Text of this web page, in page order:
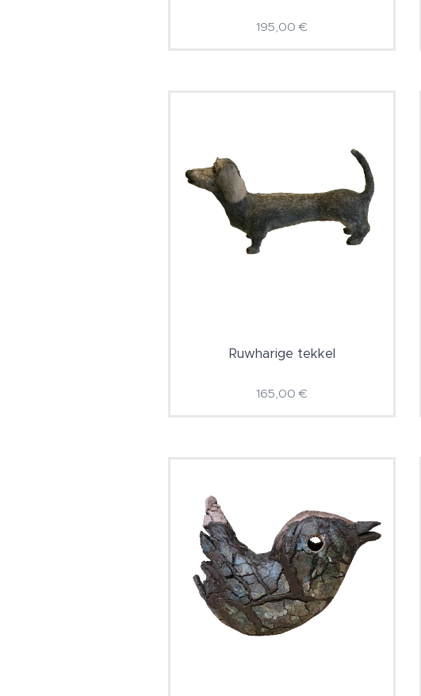
195,00 €
Ruwharige tekkel
165,00 €